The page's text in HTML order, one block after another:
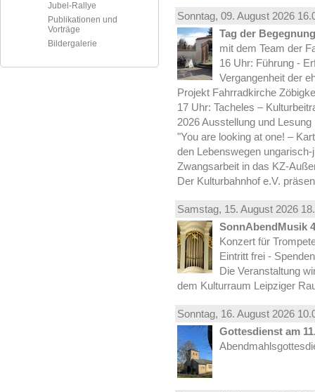
Jubel-Rallye
Publikationen und
Vorträge
Bildergalerie
Sonntag, 09. August 2026
Tag der
mit dem Team der
16 Uhr: Führung -
Vergangenheit der
Projekt Fahrradkirche
17 Uhr: Tacheles –
2026 Ausstellung und Lesung
"You are looking at one! –
den Lebenswegen
Zwangsarbeit in das KZ-
Der Kulturbahnhof e.V.
Samstag, 15. August 2026
SonnAbendMusik 4
Konzert für
Eintritt frei -
Die Veranstaltung
dem Kulturraum Leipziger
Sonntag, 16. August 2026
Gottesdienst am